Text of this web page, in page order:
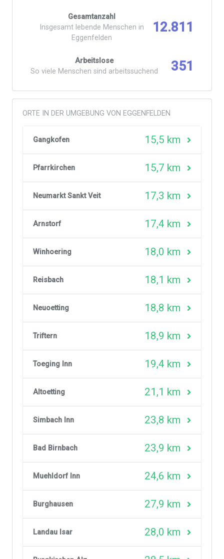
Gesamtanzahl
Insgesamt lebende Menschen in
Eggenfelden
12.811
Arbeitslose
So viele Menschen sind arbeitssuchend
351
ORTE IN DER UMGEBUNG VON EGGENFELDEN
Gangkofen 15,5 km
Pfarrkirchen 15,7 km
Neumarkt Sankt Veit 17,3 km
Arnstorf 17,4 km
Winhoering 18,0 km
Reisbach 18,1 km
Neuoetting 18,8 km
Triftern 18,9 km
Toeging Inn 19,4 km
Altoetting 21,1 km
Simbach Inn 23,8 km
Bad Birnbach 23,9 km
Muehldorf Inn 24,6 km
Burghausen 27,9 km
Landau Isar 28,0 km